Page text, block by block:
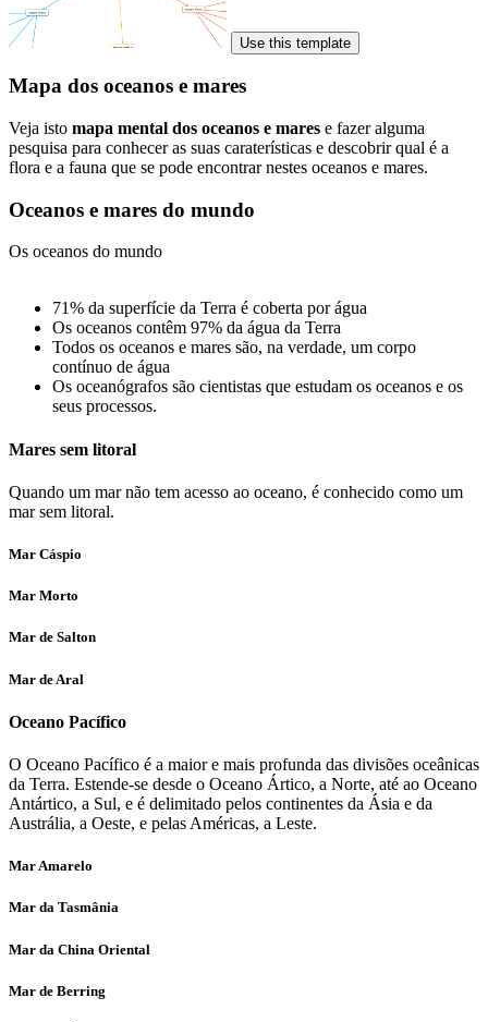
Use this template
Mapa dos oceanos e mares
Veja isto mapa mental dos oceanos e mares e fazer alguma
pesquisa para conhecer as suas caraterísticas e descobrir qual é a
flora e a fauna que se pode encontrar nestes oceanos e mares.
Oceanos e mares do mundo
Os oceanos do mundo
71% da superfície da Terra é coberta por água
Os oceanos contêm 97% da água da Terra
Todos os oceanos e mares são, na verdade, um corpo
contínuo de água
Os oceanógrafos são cientistas que estudam os oceanos e os
seus processos.
Mares sem litoral
Quando um mar não tem acesso ao oceano, é conhecido como um
mar sem litoral.
Mar Cáspio
Mar Morto
Mar de Salton
Mar de Aral
Oceano Pacífico
O Oceano Pacífico é a maior e mais profunda das divisões oceânicas
da Terra. Estende-se desde o Oceano Ártico, a Norte, até ao Oceano
Antártico, a Sul, e é delimitado pelos continentes da Ásia e da
Austrália, a Oeste, e pelas Américas, a Leste.
Mar Amarelo
Mar da Tasmânia
Mar da China Oriental
Mar de Berring